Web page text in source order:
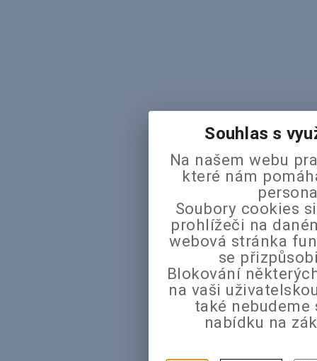
Souhlas s
Na našem webu
které nám
Soubory cookies
prohlížeči na
webová stránka
se
Blokování
na vaši
také
nabídku na